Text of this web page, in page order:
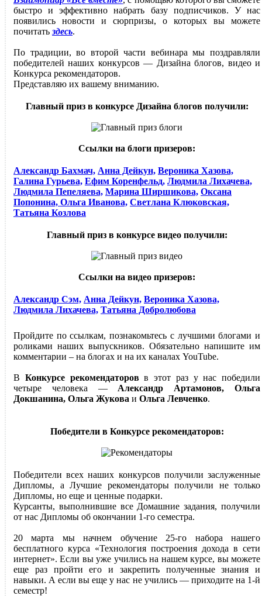
быстро и эффективно набрать базу подписчиков. У нас
появились новости и сюрпризы, о которых вы можете
почитать здесь.
По традиции, во второй части вебинара мы поздравляли
победителей наших конкурсов — Дизайна блогов, видео и
Конкурса рекомендаторов.
Представляю их вашему вниманию.
Главный приз в конкурсе Дизайна блогов получили:
Ссылки на блоги призеров:
Александр Бахмач, Анна Дейкун, Вероника Хазова,
Галина Гурьева, Ефим Коренфельд, Людмила Лихачева,
Людмила Пепеляева, Марина Ширшикова, Оксана
Попонина, Ольга Иванова, Светлана Клюковская,
Татьяна Козлова
Главный приз в конкурсе видео получили:
Ссылки на видео призеров:
Александр Сэм, Анна Дейкун, Вероника Хазова,
Людмила Лихачева, Татьяна Добролюбова
Пройдите по ссылкам, познакомьтесь с лучшими блогами и
роликами наших выпускников. Обязательно напишите им
комментарии – на блогах и на их каналах YouTube.
В Конкурсе рекомендаторовв этот раз у нас победили
четыре человека — Александр Артамонов, Ольга
Докшанина, Ольга Жукова и Ольга Левченко.
Победители в Конкурсе рекомендаторов:
Победители всех наших конкурсов получили заслуженные
Дипломы, а Лучшие рекомендаторы получили не только
Дипломы, но еще и ценные подарки.
Курсанты, выполнившие все Домашние задания, получили
от нас Дипломы об окончании 1-го семестра.
20 марта мы начнем обучение 25-го набора нашего
бесплатного курса «Технология построения дохода в сети
интернет». Если вы уже учились на нашем курсе, вы можете
еще раз пройти его и закрепить полученные знания и
навыки. А если вы еще у нас не учились — приходите на 1-й
семестр!